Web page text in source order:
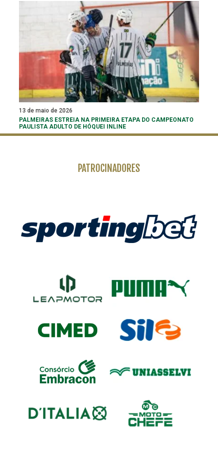
13 de maio de 2026
PALMEIRAS ESTREIA NA PRIMEIRA ETAPA DO CAMPEONATO
PAULISTA ADULTO DE HÓQUEI INLINE
PATROCINADORES